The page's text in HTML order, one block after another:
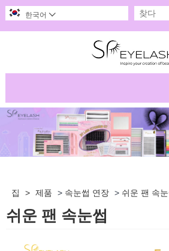
한국어 
집 > 제품 > 속눈썹 연장 > 쉬운 팬 속눈
쉬운 팬 속눈썹